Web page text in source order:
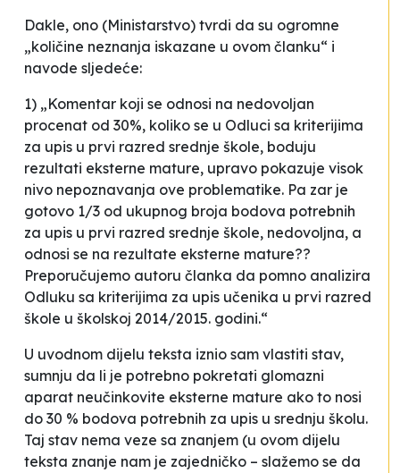
Dakle, ono (Ministarstvo) tvrdi da su ogromne
„količine neznanja iskazane u ovom članku“ i
navode sljedeće:
1) „Komentar koji se odnosi na nedovoljan
procenat od 30%, koliko se u Odluci sa kriterijima
za upis u prvi razred srednje škole, boduju
rezultati eksterne mature, upravo pokazuje visok
nivo nepoznavanja ove problematike. Pa zar je
gotovo 1/3 od ukupnog broja bodova potrebnih
za upis u prvi razred srednje škole, nedovoljna, a
odnosi se na rezultate eksterne mature??
Preporučujemo autoru članka da pomno analizira
Odluku sa kriterijima za upis učenika u prvi razred
škole u školskoj 2014/2015. godini.“
U uvodnom dijelu teksta iznio sam vlastiti stav,
sumnju da li je potrebno pokretati glomazni
aparat neučinkovite eksterne mature ako to nosi
do 30 % bodova potrebnih za upis u srednju školu.
Taj stav nema veze sa znanjem (u ovom dijelu
teksta znanje nam je zajedničko – slažemo se da